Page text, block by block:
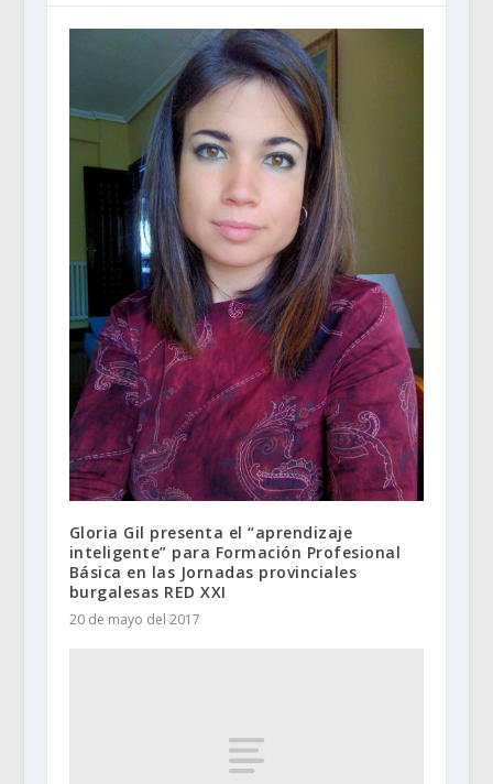
Gloria Gil presenta el “aprendizaje
inteligente” para Formación Profesional
Básica en las Jornadas provinciales
burgalesas RED XXI
20 de mayo del 2017